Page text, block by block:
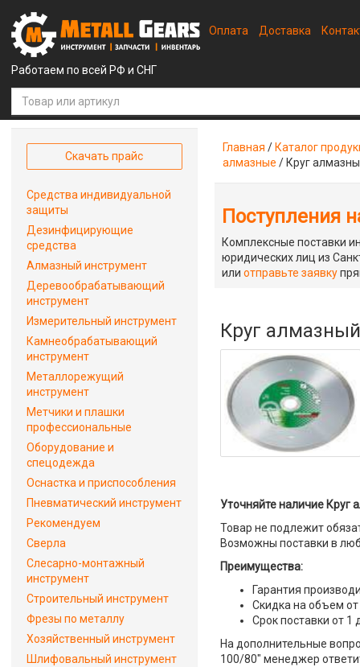
Работаем по всей РФ и СНГ
Оплата Доставка
Главная / Каталог
алмазные / Круг
Поступления
Комплексные поставки
юридических лиц из
илиотправьте заявку
Круг
Уточняйте наличие Круг
Товар не подлежит
Возможны поставки в
Преимущества:
Гарантия
Скидка на объем от
Срок поставки от 1
На дополнительные
100/80" менеджер
Скачать прайс
Средства индивидуальной
защиты
Дезинфицирующие
средства
Алмазный инструмент
Деревообрабатывающий
инструмент
Измерительный инструмент
Камнеобрабатывающий
инструмент
Металлорежущий
инструмент
Метчики и плашки
профессиональные
Оборудование и
спецодежда
Оснастка и приспособления
Пневматический инструмент
Рекомендуем
Сверла
Слесарно-монтажный
инструмент
Строительный инструмент
Фрезы по металлу
Хозяйственный инструмент
Шлифовальный инструмент